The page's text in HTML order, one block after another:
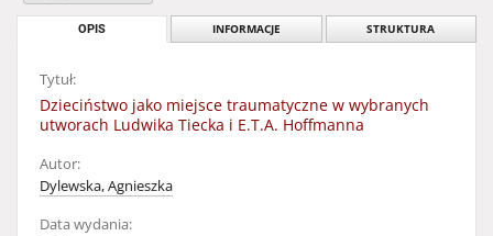
OPIS INFORMACJE STRUKTURA
Tytuł:
Dzieciństwo jako miejsce traumatyczne w wybranych
utworach Ludwika Tiecka i E.T.A. Hoffmanna
Autor:
Dylewska, Agnieszka
Data wydania: